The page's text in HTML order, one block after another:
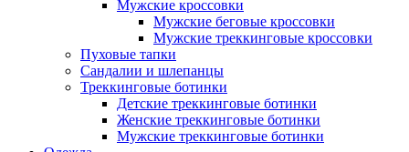
Мужские кроссовки
Мужские беговые кроссовки
Мужские треккинговые кроссовки
Пуховые тапки
Сандалии и шлепанцы
Треккинговые ботинки
Детские треккинговые ботинки
Женские треккинговые ботинки
Мужские треккинговые ботинки